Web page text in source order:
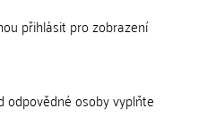
přihlásit pro zobrazení
osoby vyplňte